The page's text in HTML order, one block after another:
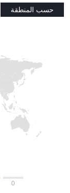
حسب المنطقة
0